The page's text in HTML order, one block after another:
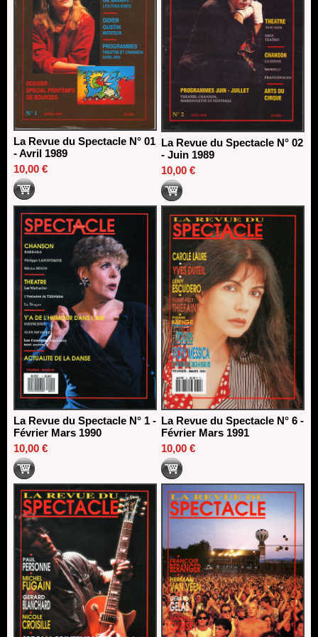
La Revue du Spectacle N° 01
- Avril 1989
10,00 €
La Revue du Spectacle N° 02
- Juin 1989
10,00 €
La Revue du Spectacle N° 1 -
Février Mars 1990
10,00 €
La Revue du Spectacle N° 6 -
Février Mars 1991
10,00 €